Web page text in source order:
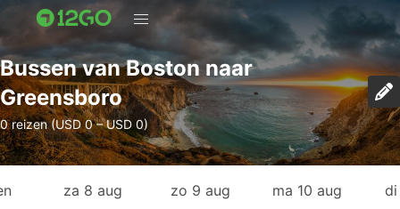
Bussen van Boston naar
Greensboro
0 reizen (USD 0 – USD 0)
za 8 aug zo 9 aug ma 10 aug di